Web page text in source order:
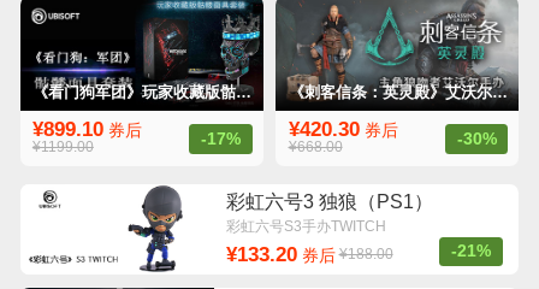
《看门狗军团》玩家收藏版骷髅面具套装 带灯光 骷髅面具套装
¥899.10券后
¥1199.00 -17%
《刺客信条：英灵殿》艾沃尔手办 艾沃尔手办
¥420.30券后
¥668.00 -30%
彩虹六号3 独狼（PS1）
TWITCH
彩虹六号S3手办TWITCH
¥133.20券后 ¥188.00 -21%